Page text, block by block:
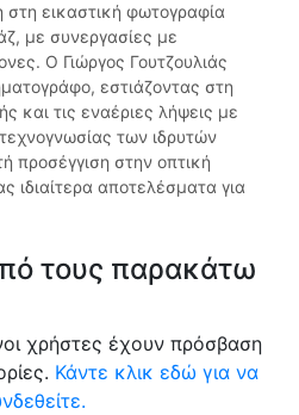
στη εικαστική φωτογραφία
με συνεργασίες με
Ο Γιώργος Γουτζουλιάς
εστιάζοντας στη
και τις εναέριες λήψεις με
των ιδρυτών
προσέγγιση στην οπτική
ιδιαίτερα αποτελέσματα για
τους παρακάτω
χρήστες έχουν πρόσβαση
Κάντε κλικ εδώ για να